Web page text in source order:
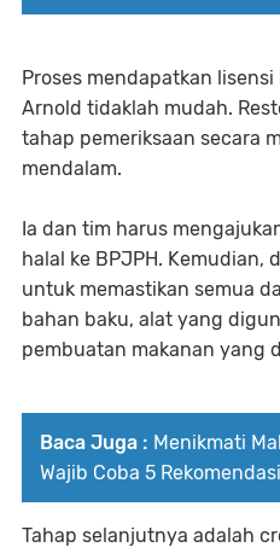
Proses mendapatkan
Arnold tidaklah mudah.
tahap pemeriksaan secara
mendalam.
Ia dan tim harus
halal ke BPJPH. Kemudian,
untuk memastikan semua
bahan baku, alat yang
pembuatan makanan yang
Baca Juga : Menikmati
Wajib Coba 5
Tahap selanjutnya adalah